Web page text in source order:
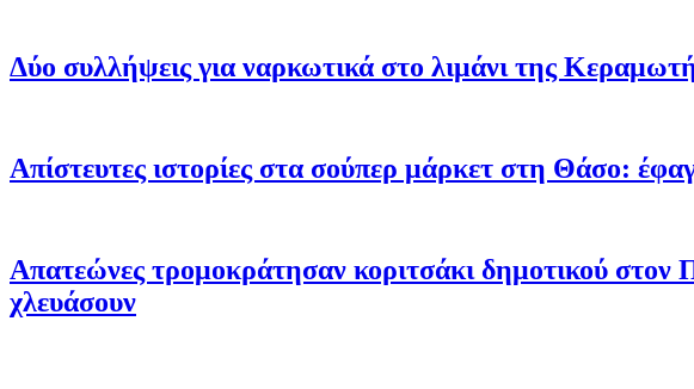
Δύο συλλήψεις για ναρκωτικά στο λιμάνι της
Απίστευτες ιστορίες στα σούπερ μάρκετ στη Θάσο:
Απατεώνες τρομοκράτησαν κοριτσάκι δημοτικού
χλευάσουν